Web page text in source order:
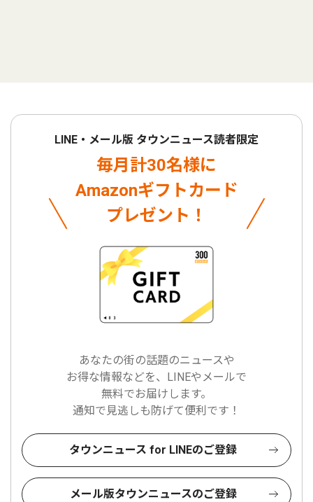
LINE・メール版 タウンニュース読者限定
毎月計30名様に
Amazonギフトカード
プレゼント！
あなたの街の話題のニュースや
お得な情報などを、LINEやメールで
無料でお届けします。
通知で見逃しも防げて便利です！
タウンニュース for LINEのご登録
メール版タウンニュースのご登録